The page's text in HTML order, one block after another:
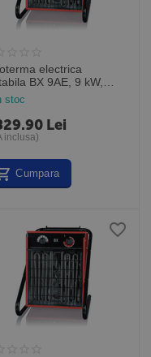
electrica
BX 9AE, 9 kW,
Suedia
stoc
Lei
inclusa)
Cumpara